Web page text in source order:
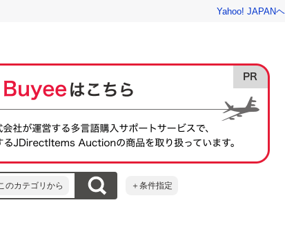
Yahoo! JAPAN
のカテゴリから ＋条件指定